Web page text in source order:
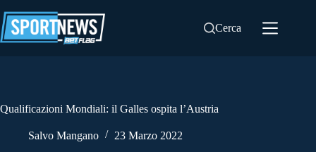
al
contenuto
Cerca
Qualificazioni Mondiali: il Galles ospita l’Austria
Salvo Mangano 23 Marzo 2022